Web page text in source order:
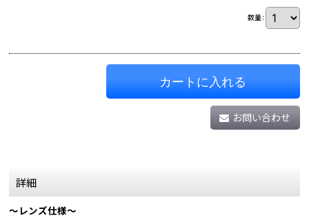
数量:
カートに入れる
お問い合わせ
詳細
〜レンズ仕様〜